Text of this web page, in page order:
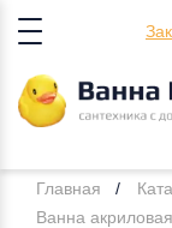
Главная
Ванна